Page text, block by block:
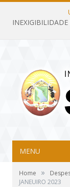
MENU
Home »
JANEUIRO 2023